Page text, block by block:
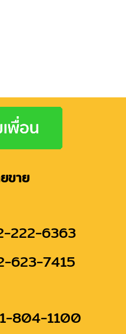
ขาย
222-6363
623-7415
804-1100